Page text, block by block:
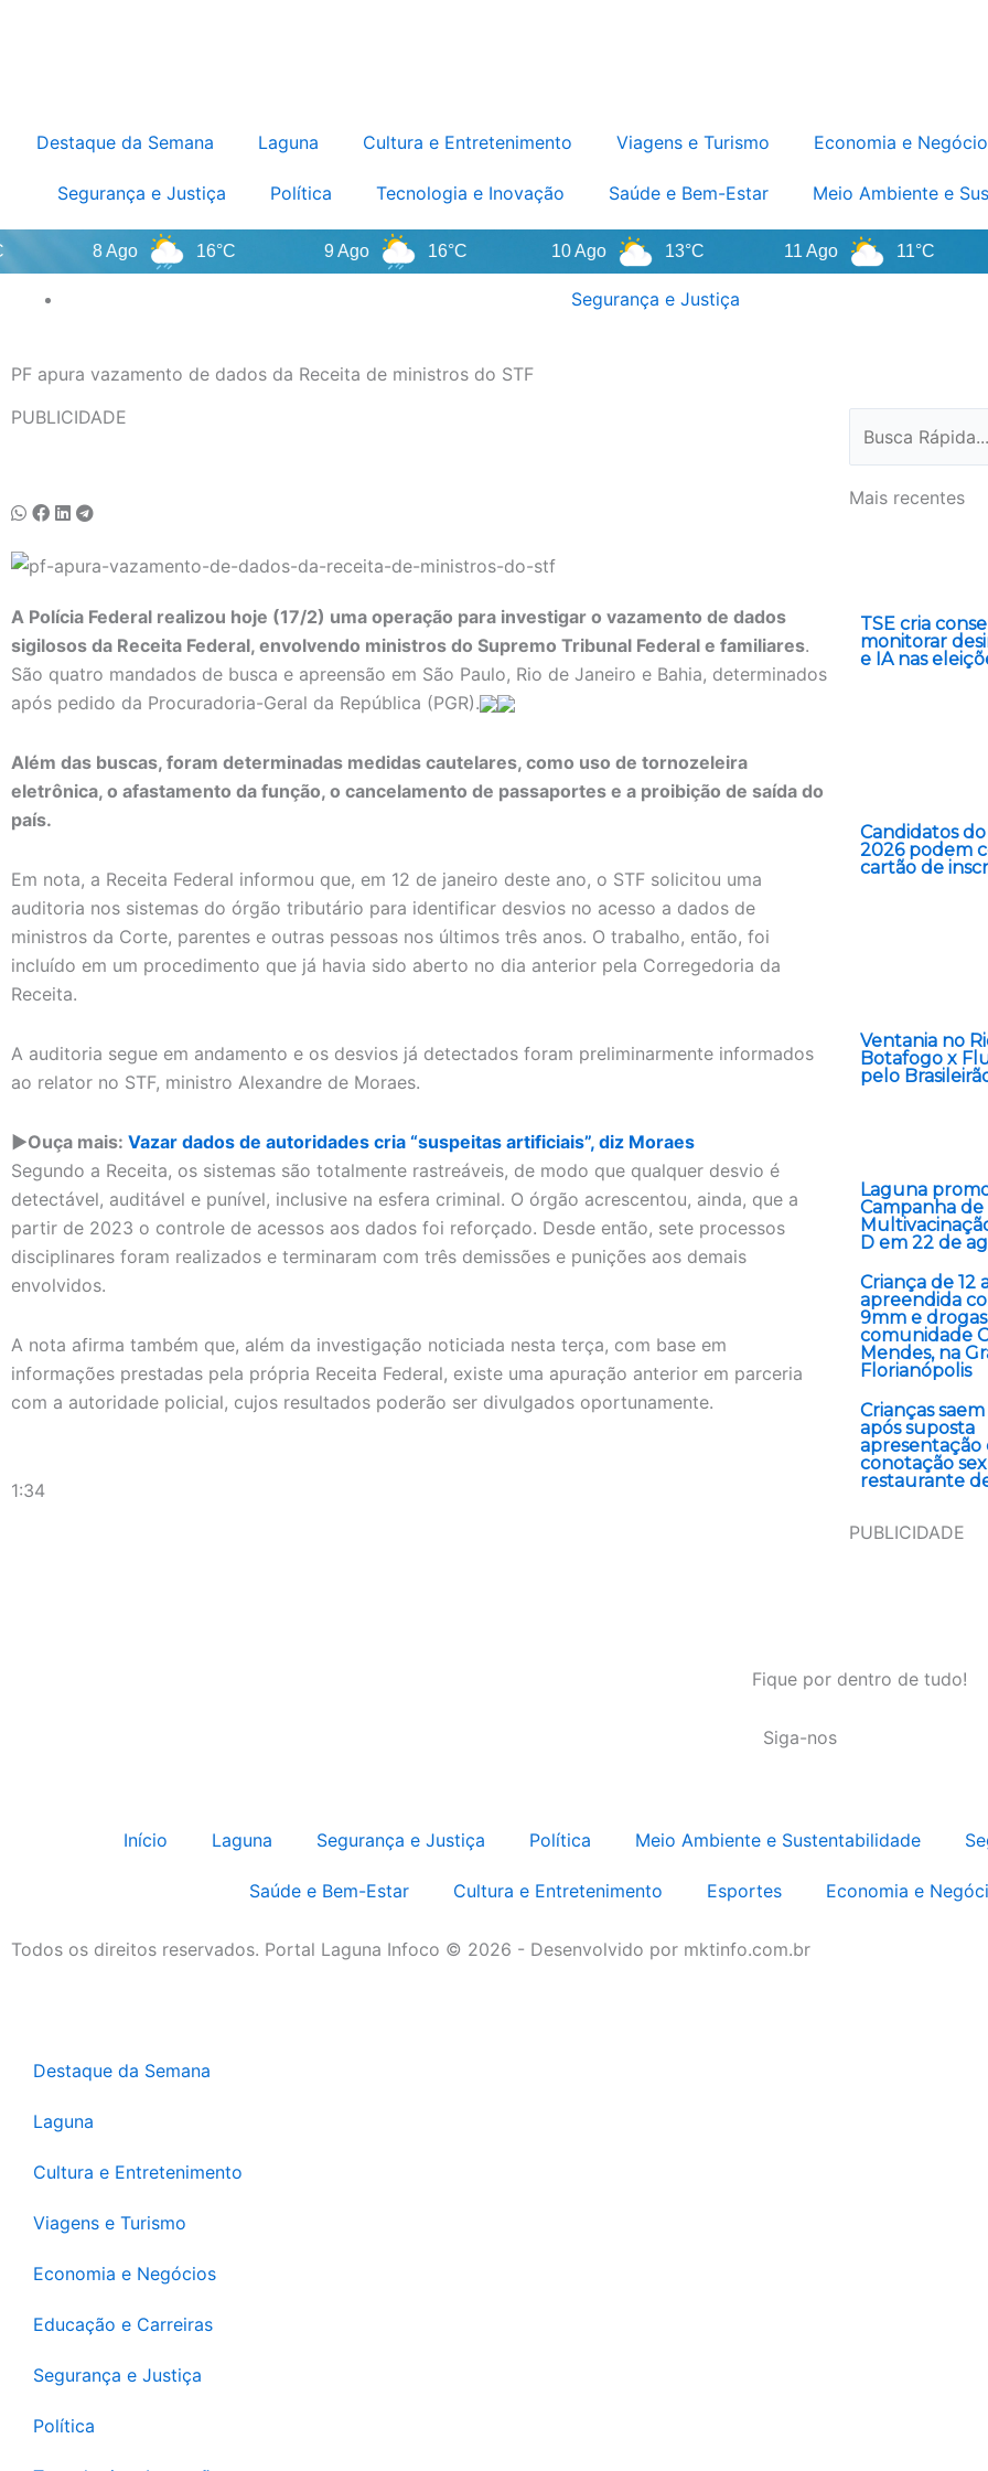
Destaque da Semana Laguna Cultura e Entretenimento Viagens e Turismo Economia e
Segurança e Justiça Política Tecnologia e Inovação Saúde e Bem-Estar Meio Ambiente e
8 Ago 16°C 9 Ago 16°C 10 Ago 13°C 11 Ago 11°C
Segurança e Justiça
PF apura vazamento de dados da Receita de ministros do STF
PUBLICIDADE
A Polícia Federal realizou hoje (17/2) uma operação para investigar o vazamento de dados
sigilosos da Receita Federal, envolvendo ministros do Supremo Tribunal Federal e familiares.
São quatro mandados de busca e apreensão em São Paulo, Rio de Janeiro e Bahia, determinados
após pedido da Procuradoria-Geral da República (PGR).
Além das buscas, foram determinadas medidas cautelares, como uso de tornozeleira
eletrônica, o afastamento da função, o cancelamento de passaportes e a proibição de saída do
país.
Em nota, a Receita Federal informou que, em 12 de janeiro deste ano, o STF solicitou uma
auditoria nos sistemas do órgão tributário para identificar desvios no acesso a dados de
ministros da Corte, parentes e outras pessoas nos últimos três anos. O trabalho, então, foi
incluído em um procedimento que já havia sido aberto no dia anterior pela Corregedoria da
Receita.
A auditoria segue em andamento e os desvios já detectados foram preliminarmente informados
ao relator no STF, ministro Alexandre de Moraes.
▶️Ouça mais: Vazar dados de autoridades cria “suspeitas artificiais”, diz Moraes
Segundo a Receita, os sistemas são totalmente rastreáveis, de modo que qualquer desvio é
detectável, auditável e punível, inclusive na esfera criminal. O órgão acrescentou, ainda, que a
partir de 2023 o controle de acessos aos dados foi reforçado. Desde então, sete processos
disciplinares foram realizados e terminaram com três demissões e punições aos demais
envolvidos.
A nota afirma também que, além da investigação noticiada nesta terça, com base em
informações prestadas pela própria Receita Federal, existe uma apuração anterior em parceria
com a autoridade policial, cujos resultados poderão ser divulgados oportunamente.
1:34
Mais recentes
TSE cria
monitorar
e IA nas
Candidatos
2026 podem
cartão de
Ventania no
Botafogo x
pelo
Laguna
Campanha de
D em 22 de
Criança de 12
apreendida
9mm e
comunidade
Mendes, na
Florianópolis
Crianças
após suposta
apresentação
conotação
restaurante
PUBLICIDADE
Fique por dentro de tudo!
Siga-nos
Início Laguna Segurança e Justiça Política Meio Ambiente e Sustentabilidade
Saúde e Bem-Estar Cultura e Entretenimento Esportes Economia e
Todos os direitos reservados. Portal Laguna Infoco © 2026 - Desenvolvido por mktinfo.com.br
Destaque da Semana
Laguna
Cultura e Entretenimento
Viagens e Turismo
Economia e Negócios
Educação e Carreiras
Segurança e Justiça
Política